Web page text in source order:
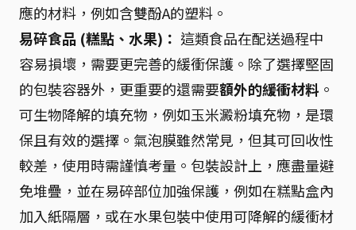
應的材料，例如含雙酚A的塑料。
易碎食品 (糕點、水果)： 這類食品在配送過程中
容易損壞，需要更完善的緩衝保護。除了選擇堅固
的包裝容器外，更重要的還需要額外的緩衝材料 。
可生物降解的填充物，例如玉米澱粉填充物，是環
保且有效的選擇。氣泡膜雖然常見，但其可回收性
較差，使用時需謹慎考量。包裝設計上，應盡量避
免堆疊，並在易碎部位加強保護，例如在糕點盒內
加入紙隔層，或在水果包裝中使用可降解的緩衝材